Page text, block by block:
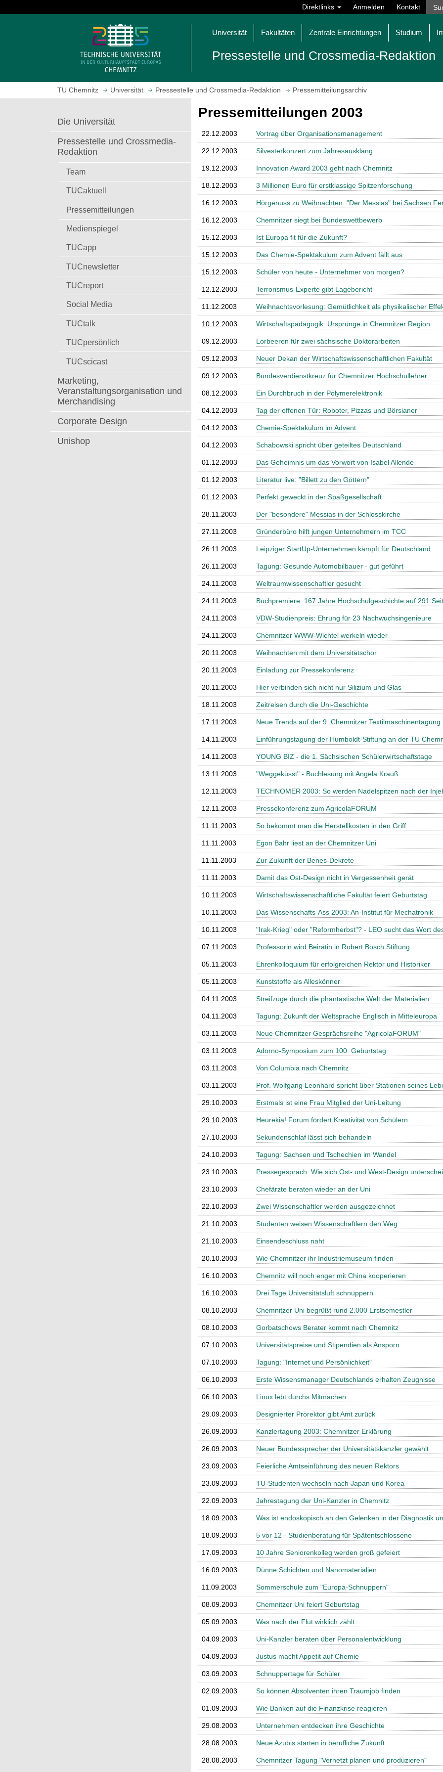
z
Direktlinks Anmelden Kontakt
s
e
e
u
r
u
f
e
n
Universität Fakultäten Zentrale Einrichtungen Studium
Pressestelle und Crossmedia-Redaktion
TU Chemnitz Universität Pressestelle und Crossmedia-Redaktion Pressemitteilungsarchiv
Die Universität
Pressestelle und Crossmedia-
Redaktion
Team
TUCaktuell
Pressemitteilungen
Medienspiegel
TUCapp
TUCnewsletter
TUCreport
Social Media
TUCtalk
TUCpersönlich
TUCscicast
Marketing,
Veranstaltungsorganisation und
Merchandising
Corporate Design
Unishop
Pressemitteilungen 2003
22.12.2003 Vortrag über Organisationsmanagement
22.12.2003 Silvesterkonzert zum Jahresausklang
19.12.2003 Innovation Award 2003 geht nach Chemnitz
18.12.2003 3 Millionen Euro für erstklassige Spitzenforschung
16.12.2003 Hörgenuss zu Weihnachten: "Der Messias" bei Sachsen
16.12.2003 Chemnitzer siegt bei Bundeswettbewerb
15.12.2003 Ist Europa fit für die Zukunft?
15.12.2003 Das Chemie-Spektakulum zum Advent fällt aus
15.12.2003 Schüler von heute - Unternehmer von morgen?
12.12.2003 Terrorismus-Experte gibt Lagebericht
11.12.2003 Weihnachtsvorlesung: Gemütlichkeit als physikalischer
10.12.2003 Wirtschaftspädagogik: Ursprünge in Chemnitzer Region
09.12.2003 Lorbeeren für zwei sächsische Doktorarbeiten
09.12.2003 Neuer Dekan der Wirtschaftswissenschaftlichen Fakultät
09.12.2003 Bundesverdienstkreuz für Chemnitzer Hochschullehrer
08.12.2003 Ein Durchbruch in der Polymerelektronik
04.12.2003 Tag der offenen Tür: Roboter, Pizzas und Börsianer
04.12.2003 Chemie-Spektakulum im Advent
04.12.2003 Schabowski spricht über geteiltes Deutschland
01.12.2003 Das Geheimnis um das Vorwort von Isabel Allende
01.12.2003 Literatur live: "Billett zu den Göttern"
01.12.2003 Perfekt geweckt in der Spaßgesellschaft
28.11.2003 Der "besondere" Messias in der Schlosskirche
27.11.2003 Gründerbüro hilft jungen Unternehmern im TCC
26.11.2003 Leipziger StartUp-Unternehmen kämpft für Deutschland
26.11.2003 Tagung: Gesunde Automobilbauer - gut geführt
24.11.2003 Weltraumwissenschaftler gesucht
24.11.2003 Buchpremiere: 167 Jahre Hochschulgeschichte auf 291
24.11.2003 VDW-Studienpreis: Ehrung für 23 Nachwuchsingenieure
24.11.2003 Chemnitzer WWW-Wichtel werkeln wieder
20.11.2003 Weihnachten mit dem Universitätschor
20.11.2003 Einladung zur Pressekonferenz
20.11.2003 Hier verbinden sich nicht nur Silizium und Glas
18.11.2003 Zeitreisen durch die Uni-Geschichte
17.11.2003 Neue Trends auf der 9. Chemnitzer Textilmaschinentagung
14.11.2003 Einführungstagung der Humboldt-Stiftung an der TU
14.11.2003 YOUNG BIZ - die 1. Sächsischen Schülerwirtschaftstage
13.11.2003 "Weggeküsst" - Buchlesung mit Angela Krauß
12.11.2003 TECHNOMER 2003: So werden Nadelspitzen nach der
12.11.2003 Pressekonferenz zum AgricolaFORUM
11.11.2003 So bekommt man die Herstellkosten in den Griff
11.11.2003 Egon Bahr liest an der Chemnitzer Uni
11.11.2003 Zur Zukunft der Benes-Dekrete
11.11.2003 Damit das Ost-Design nicht in Vergessenheit gerät
10.11.2003 Wirtschaftswissenschaftliche Fakultät feiert Geburtstag
10.11.2003 Das Wissenschafts-Ass 2003: An-Institut für Mechatronik
10.11.2003 "Irak-Krieg" oder "Reformherbst"? - LEO sucht das Wort
07.11.2003 Professorin wird Beirätin in Robert Bosch Stiftung
05.11.2003 Ehrenkolloquium für erfolgreichen Rektor und Historiker
05.11.2003 Kunststoffe als Alleskönner
04.11.2003 Streifzüge durch die phantastische Welt der Materialien
04.11.2003 Tagung: Zukunft der Weltsprache Englisch in Mitteleuropa
03.11.2003 Neue Chemnitzer Gesprächsreihe "AgricolaFORUM"
03.11.2003 Adorno-Symposium zum 100. Geburtstag
03.11.2003 Von Columbia nach Chemnitz
03.11.2003 Prof. Wolfgang Leonhard spricht über Stationen seines
29.10.2003 Erstmals ist eine Frau Mitglied der Uni-Leitung
29.10.2003 Heurekia! Forum fördert Kreativität von Schülern
27.10.2003 Sekundenschlaf lässt sich behandeln
24.10.2003 Tagung: Sachsen und Tschechien im Wandel
23.10.2003 Pressegespräch: Wie sich Ost- und West-Design
23.10.2003 Chefärzte beraten wieder an der Uni
22.10.2003 Zwei Wissenschaftler werden ausgezeichnet
21.10.2003 Studenten weisen Wissenschaftlern den Weg
21.10.2003 Einsendeschluss naht
20.10.2003 Wie Chemnitzer ihr Industriemuseum finden
16.10.2003 Chemnitz will noch enger mit China kooperieren
16.10.2003 Drei Tage Universitätsluft schnuppern
08.10.2003 Chemnitzer Uni begrüßt rund 2.000 Erstsemestler
08.10.2003 Gorbatschows Berater kommt nach Chemnitz
07.10.2003 Universitätspreise und Stipendien als Ansporn
07.10.2003 Tagung: "Internet und Persönlichkeit"
06.10.2003 Erste Wissensmanager Deutschlands erhalten Zeugnisse
06.10.2003 Linux lebt durchs Mitmachen
29.09.2003 Designierter Prorektor gibt Amt zurück
26.09.2003 Kanzlertagung 2003: Chemnitzer Erklärung
26.09.2003 Neuer Bundessprecher der Universitätskanzler gewählt
23.09.2003 Feierliche Amtseinführung des neuen Rektors
23.09.2003 TU-Studenten wechseln nach Japan und Korea
22.09.2003 Jahrestagung der Uni-Kanzler in Chemnitz
18.09.2003 Was ist endoskopisch an den Gelenken in der Diagnostik
18.09.2003 5 vor 12 - Studienberatung für Spätentschlossene
17.09.2003 10 Jahre Seniorenkolleg werden groß gefeiert
16.09.2003 Dünne Schichten und Nanomaterialien
11.09.2003 Sommerschule zum "Europa-Schnuppern"
08.09.2003 Chemnitzer Uni feiert Geburtstag
05.09.2003 Was nach der Flut wirklich zählt
04.09.2003 Uni-Kanzler beraten über Personalentwicklung
04.09.2003 Justus macht Appetit auf Chemie
03.09.2003 Schnuppertage für Schüler
02.09.2003 So können Absolventen ihren Traumjob finden
01.09.2003 Wie Banken auf die Finanzkrise reagieren
29.08.2003 Unternehmen entdecken ihre Geschichte
28.08.2003 Neue Azubis starten in berufliche Zukunft
28.08.2003 Chemnitzer Tagung "Vernetzt planen und produzieren"